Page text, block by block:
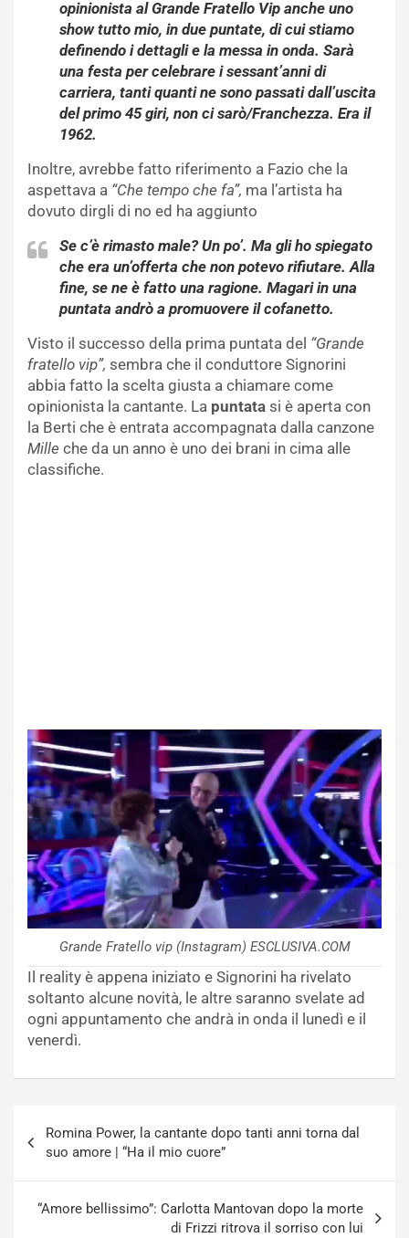
opinionista al Grande Fratello Vip anche uno
show tutto mio, in due puntate, di cui stiamo
definendo i dettagli e la messa in onda. Sarà
una festa per celebrare i sessant’anni di
carriera, tanti quanti ne sono passati dall’uscita
del primo 45 giri, non ci sarò/Franchezza. Era il
1962.
Inoltre, avrebbe fatto riferimento a Fazio che la
aspettava a “Che tempo che fa”, ma l’artista ha
dovuto dirgli di no ed ha aggiunto
Se c’è rimasto male? Un po’. Ma gli ho spiegato
che era un’offerta che non potevo rifiutare. Alla
fine, se ne è fatto una ragione. Magari in una
puntata andrò a promuovere il cofanetto.
Visto il successo della prima puntata del “Grande
fratello vip”, sembra che il conduttore Signorini
abbia fatto la scelta giusta a chiamare come
opinionista la cantante. La puntata si è aperta con
la Berti che è entrata accompagnata dalla canzone
Mille che da un anno è uno dei brani in cima alle
classifiche.
Grande Fratello vip (Instagram) ESCLUSIVA.COM
Il reality è appena iniziato e Signorini ha rivelato
soltanto alcune novità, le altre saranno svelate ad
ogni appuntamento che andrà in onda il lunedì e il
venerdì.
articoli
Romina Power, la cantante dopo tanti anni torna dal
suo amore | “Ha il mio cuore”
“Amore bellissimo”: Carlotta Mantovan dopo la morte
di Frizzi ritrova il sorriso con lui